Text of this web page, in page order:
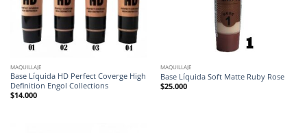
MAQUILLAJE
Base Líquida HD Perfect Coverge High
Definition Engol Collections
$14.000
MAQUILLAJE
Base Líquida Soft Matte Ruby Rose
$25.000